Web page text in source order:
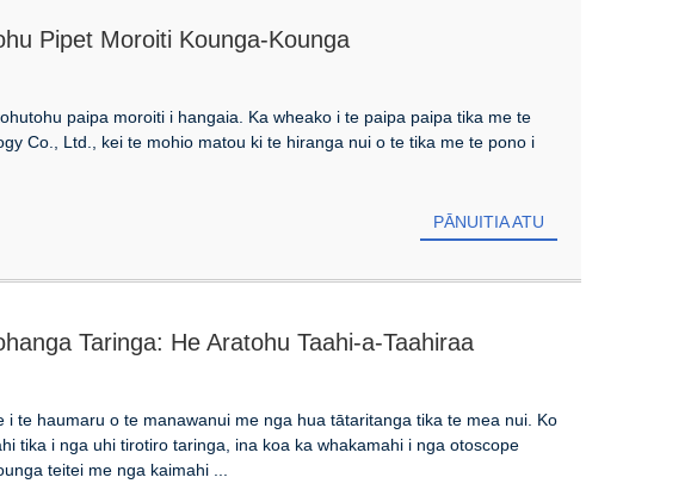
Pipet Moroiti Kounga-Kounga
paipa moroiti i hangaia. Ka wheako i te paipa paipa tika me te
Co., Ltd., kei te mohio matou ki te hiranga nui o te tika me te pono i
PĀNUITIA ATU
Taringa: He Aratohu Taahi-a-Taahiraa
te haumaru o te manawanui me nga hua tātaritanga tika te mea nui. Ko
tika i nga uhi tirotiro taringa, ina koa ka whakamahi i nga otoscope
teitei me nga kaimahi ...